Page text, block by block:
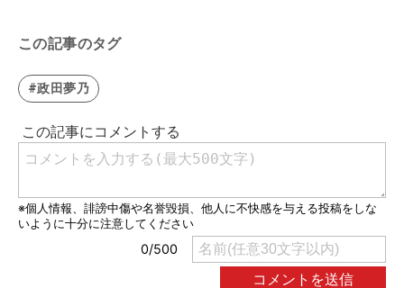
この記事のタグ
#政田夢乃